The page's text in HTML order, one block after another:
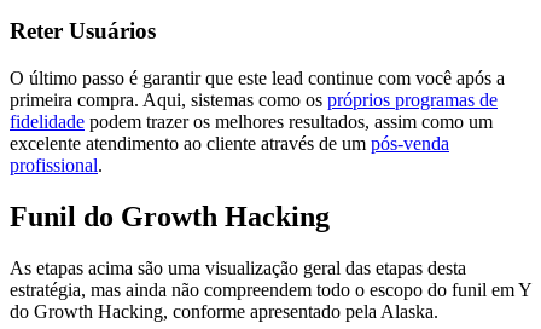
Reter Usuários
O último passo é garantir que este lead continue com você após a
primeira compra. Aqui, sistemas como os próprios programas de
fidelidade podem trazer os melhores resultados, assim como um
excelente atendimento ao cliente através de um pós-venda
profissional.
Funil do Growth Hacking
As etapas acima são uma visualização geral das etapas desta
estratégia, mas ainda não compreendem todo o escopo do funil em Y
do Growth Hacking, conforme apresentado pela Alaska.